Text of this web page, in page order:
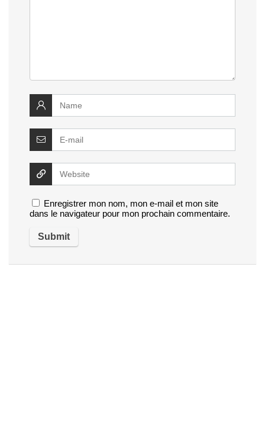
Enregistrer mon nom, mon e-mail et mon site
dans le navigateur pour mon prochain commentaire.